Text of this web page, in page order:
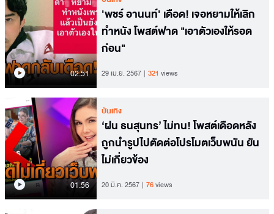
02.51
'พชร์ อานนท์' เดือด! เจอหยามให้เลิก
ทำหนัง โพสต์ฟาด "เอาตัวเองให้รอด
ก่อน"
29 เม.ย. 2567 321 views
01.56
บันเทิง
‘ฝน ธนสุนทร’ ไม่ทน! โพสต์เดือดหลัง
ถูกนำรูปไปตัดต่อโปรโมตเว็บพนัน ยัน
ไม่เกี่ยวข้อง
20 มี.ค. 2567 76views